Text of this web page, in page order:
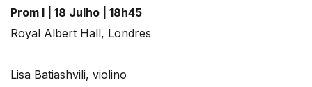
Prom I | 18 Julho | 18h45
Royal Albert Hall, Londres
Lisa Batiashvili, violino